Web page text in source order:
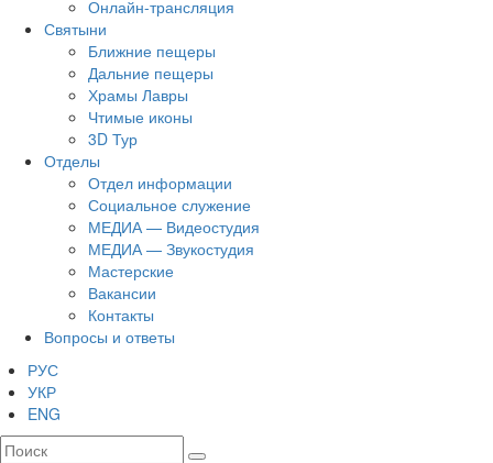
Онлайн-трансляция
Святыни
Ближние пещеры
Дальние пещеры
Храмы Лавры
Чтимые иконы
3D Тур
Отделы
Отдел информации
Социальное служение
МЕДИА — Видеостудия
МЕДИА — Звукостудия
Мастерские
Вакансии
Контакты
Вопросы и ответы
РУС
УКР
ENG